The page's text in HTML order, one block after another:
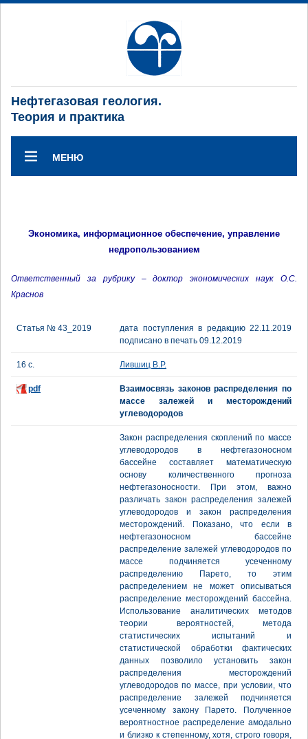
Нефтегазовая геология.
Теория и практика
МЕНЮ
Экономика, информационное обеспечение, управление
недропользованием
Ответственный за рубрику – доктор экономических наук О.С.
Краснов
Статья № 43_2019
дата поступления в редакцию 22.11.2019
подписано в печать 09.12.2019
16 с. Лившиц В.Р.
pdf
Взаимосвязь законов распределения по
массе залежей и месторождений
углеводородов
Закон распределения скоплений по массе
углеводородов в нефтегазоносном
бассейне составляет математическую
основу количественного прогноза
нефтегазоносности. При этом, важно
различать закон распределения залежей
углеводородов и закон распределения
месторождений. Показано, что если в
нефтегазоносном бассейне
распределение залежей углеводородов по
массе подчиняется усеченному
распределению Парето, то этим
распределением не может описываться
распределение месторождений бассейна.
Использование аналитических методов
теории вероятностей, метода
статистических испытаний и
статистической обработки фактических
данных позволило установить закон
распределения месторождений
углеводородов по массе, при условии, что
распределение залежей подчиняется
усеченному закону Парето. Полученное
вероятностное распределение амодально
и близко к степенному, хотя, строго говоря,